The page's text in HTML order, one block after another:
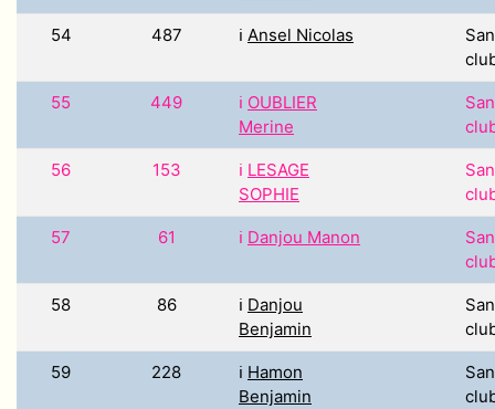
54 487 ℹ️ Ansel Nicolas
55 449 ℹ️ OUBLIER
Merine
56 153 ℹ️ LESAGE
SOPHIE
57 61 ℹ️ Danjou Manon
58 86 ℹ️ Danjou
Benjamin
59 228 ℹ️ Hamon
Benjamin